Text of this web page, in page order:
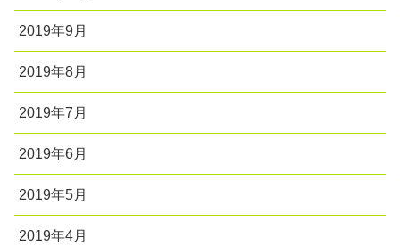
2019年9月
2019年8月
2019年7月
2019年6月
2019年5月
2019年4月